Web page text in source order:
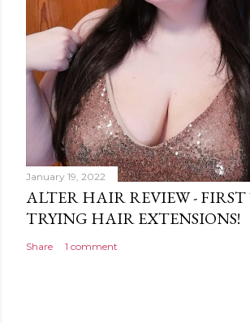
January 19, 2022
ALTER HAIR REVIEW -
TRYING HAIR EXTENSIONS!
Share 1 comment